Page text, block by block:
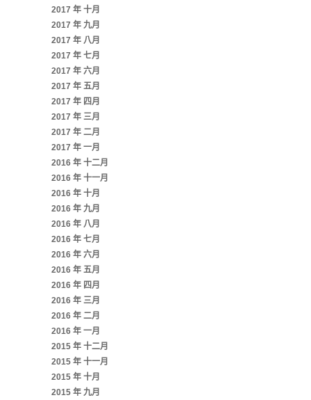
2017 年 十月
2017 年 九月
2017 年 八月
2017 年 七月
2017 年 六月
2017 年 五月
2017 年 四月
2017 年 三月
2017 年 二月
2017 年 一月
2016 年 十二月
2016 年 十一月
2016 年 十月
2016 年 九月
2016 年 八月
2016 年 七月
2016 年 六月
2016 年 五月
2016 年 四月
2016 年 三月
2016 年 二月
2016 年 一月
2015 年 十二月
2015 年 十一月
2015 年 十月
2015 年 九月